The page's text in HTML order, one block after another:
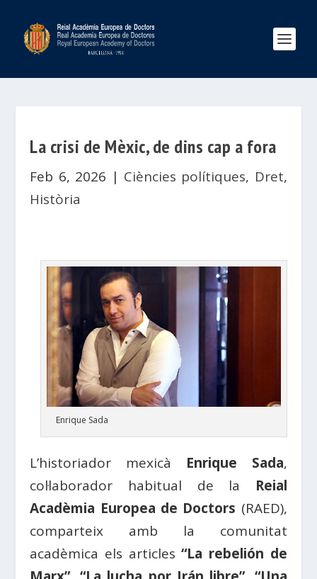
La crisi de Mèxic, de dins cap a fora
Feb 6, 2026 | Ciències polítiques, Dret,
Història
Enrique Sada
L’historiador mexicà Enrique Sada,
col·laborador habitual de la Reial
Acadèmia Europea de Doctors (RAED),
comparteix amb la comunitat
acadèmica els articles“La rebelión de